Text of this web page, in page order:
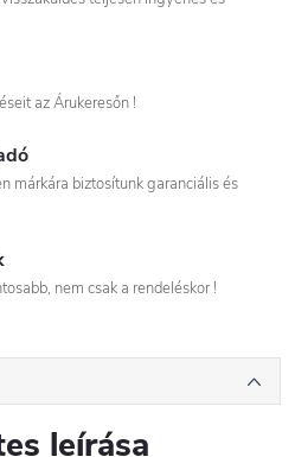
az Árukeresőn !
márkára biztosítunk garanciális és
nem csak a rendeléskor !
leírása